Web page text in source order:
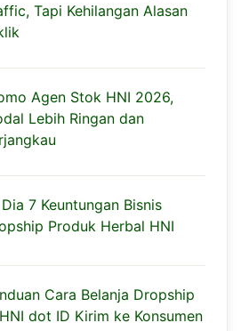
Tapi Kehilangan Alasan
Agen Stok HNI 2026,
Lebih Ringan dan
7 Keuntungan Bisnis
Produk Herbal HNI
Cara Belanja Dropship
dot ID Kirim ke Konsumen